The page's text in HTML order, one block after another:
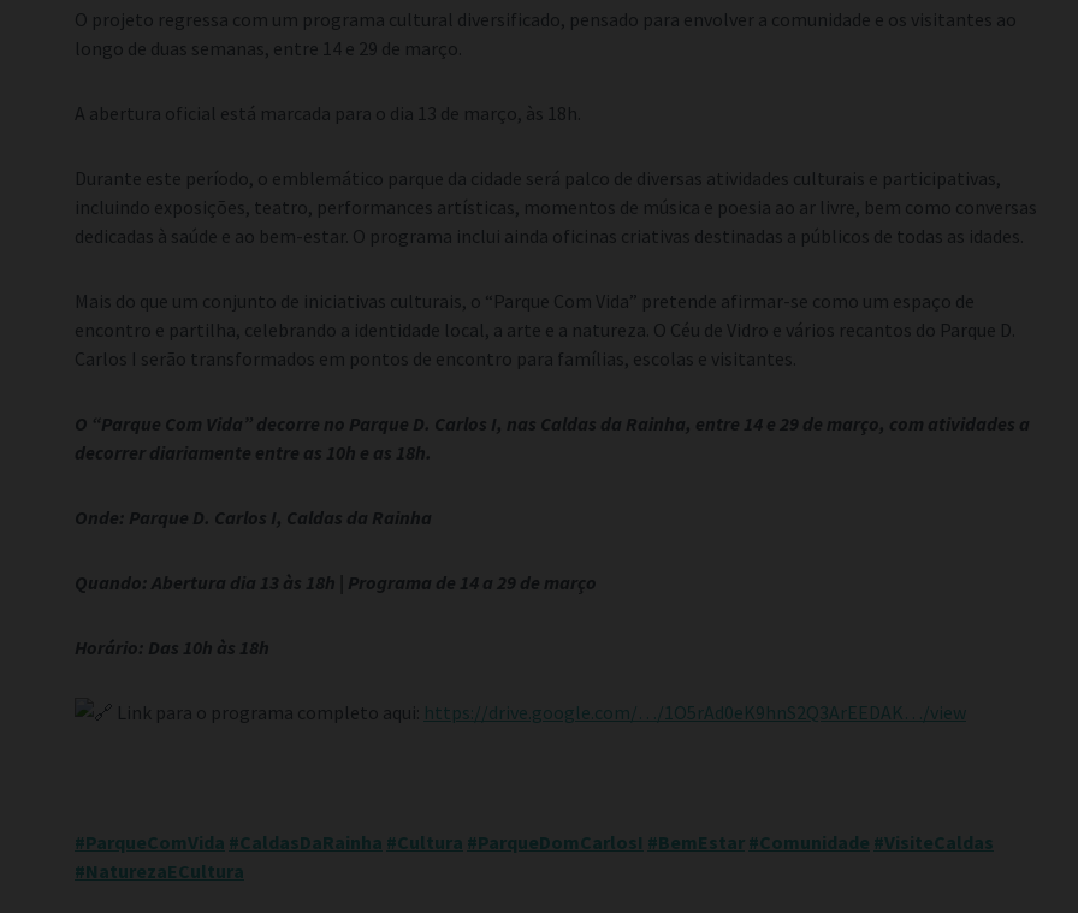
O projeto regressa com um programa cultural diversificado, pensado para envolver a comunidade e os visitantes ao
longo de duas semanas, entre 14 e 29 de março.
A abertura oficial está marcada para o dia 13 de março, às 18h.
Durante este período, o emblemático parque da cidade será palco de diversas atividades culturais e participativas,
incluindo exposições, teatro, performances artísticas, momentos de música e poesia ao ar livre, bem como conversas
dedicadas à saúde e ao bem-estar. O programa inclui ainda oficinas criativas destinadas a públicos de todas as idades.
Mais do que um conjunto de iniciativas culturais, o “Parque Com Vida” pretende afirmar-se como um espaço de
encontro e partilha, celebrando a identidade local, a arte e a natureza. O Céu de Vidro e vários recantos do Parque D.
Carlos I serão transformados em pontos de encontro para famílias, escolas e visitantes.
O “Parque Com Vida” decorre no Parque D. Carlos I, nas Caldas da Rainha, entre 14 e 29 de março, com atividades a
decorrer diariamente entre as 10h e as 18h.
Onde: Parque D. Carlos I, Caldas da Rainha
Quando: Abertura dia 13 às 18h | Programa de 14 a 29 de março
Horário: Das 10h às 18h
Link para o programa completo aqui: https://drive.google.com/…/1O5rAd0eK9hnS2Q3ArEEDAK…/view
#ParqueComVida #CaldasDaRainha #Cultura #ParqueDomCarlosI #BemEstar #Comunidade #VisiteCaldas
#NaturezaECultura